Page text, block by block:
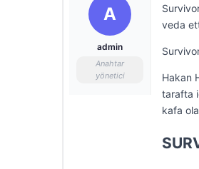
A
admin
Anahtar
yönetici
veda
Hakan
tarafta
kafa